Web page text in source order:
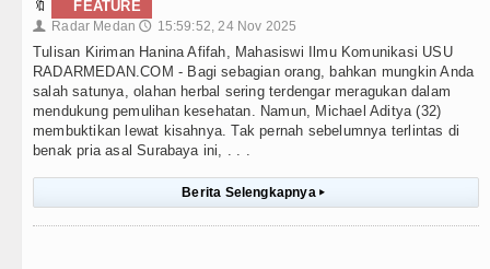
🔖 FEATURE
👤 Radar Medan 🕔 15:59:52, 24 Nov 2025
Tulisan Kiriman Hanina Afifah, Mahasiswi Ilmu Komunikasi USU
RADARMEDAN.COM - Bagi sebagian orang, bahkan mungkin Anda
salah satunya, olahan herbal sering terdengar meragukan dalam
mendukung pemulihan kesehatan. Namun, Michael Aditya (32)
membuktikan lewat kisahnya. Tak pernah sebelumnya terlintas di
benak pria asal Surabaya ini, . . .
Berita Selengkapnya ▸